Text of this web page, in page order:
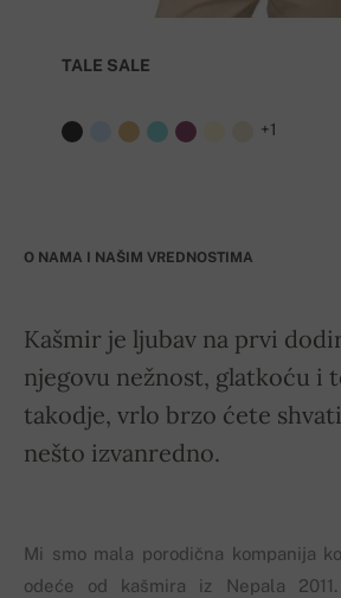
TALE SALE
+1
O NAMA I NAŠIM VREDNOSTIMA
Kašmir je ljubav na prvi
njegovu nežnost, glatkoću i
takodje, vrlo brzo ćete
nešto izvanredno.
Mi smo mala porodična kompanija
odeće od kašmira iz Nepala